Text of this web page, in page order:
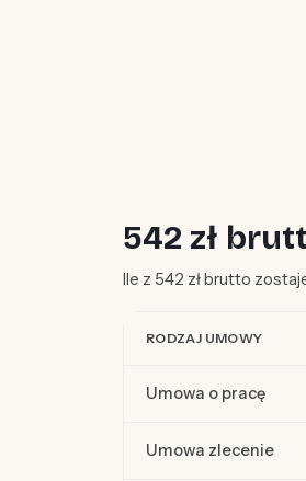
542 zł
Ile z 542 zł brutto
RODZAJ UMOWY
Umowa o pracę
Umowa zlecenie